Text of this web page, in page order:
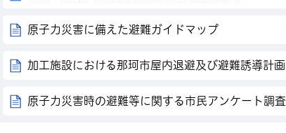
原子力災害に備えた避難ガイドマップ
加工施設における那珂市屋内退避及び避難誘導計画
原子力災害時の避難等に関する市民アンケート調